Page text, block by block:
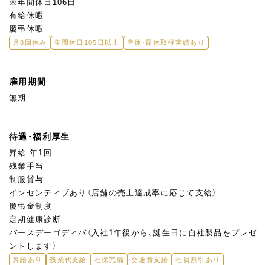
※年間休日106日
有給休暇
慶弔休暇
月8回休み 年間休日105日以上 産休・育休取得実績あり
雇用期間
無期
待遇・福利厚生
昇給 年1回
残業手当
制服貸与
インセンティブあり（店舗の売上達成率に応じて支給）
慶弔金制度
定期健康診断
バースデーゴディバ（入社1年後から、誕生日に自社製品をプレゼ
ントします）
昇給あり 残業代支給 社保完備 交通費支給 社員割引あり